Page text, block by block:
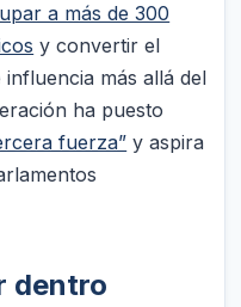
a más de 300
y convertir el
más allá del
ha puesto
fuerza” y aspira
dentro